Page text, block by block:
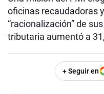
oficinas recaudadoras
“racionalización” de
tributaria aumentó a
+ Seguir en